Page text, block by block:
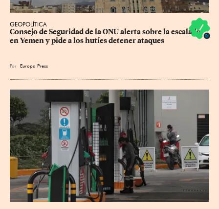
GEOPOLÍTICA
Consejo de Seguridad de la ONU alerta sobre la escalada
en Yemen y pide a los hutíes detener ataques
Por Europa Press